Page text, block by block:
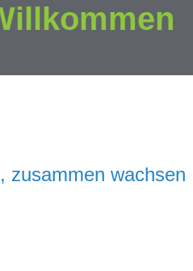
zusammen wachsen